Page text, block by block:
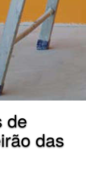
de
das